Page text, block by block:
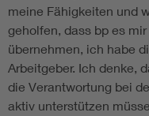
meine Fähigkeiten und
geholfen, dass bp es
übernehmen, ich habe
Arbeitgeber. Ich denke,
die Verantwortung bei
aktiv unterstützen